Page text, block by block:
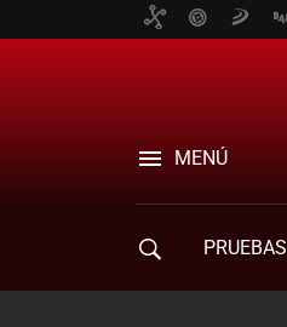
MENÚ
PRUEBAS